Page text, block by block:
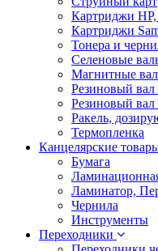
Картриджи HP,
Картриджи
Тонера и
Селеновые
Магнитные
Резиновый вал
Резиновый вал
Ракель,
Термопленка
Канцелярские
Бумага
Ламинатор,
Чернила
Инструменты
Переходники